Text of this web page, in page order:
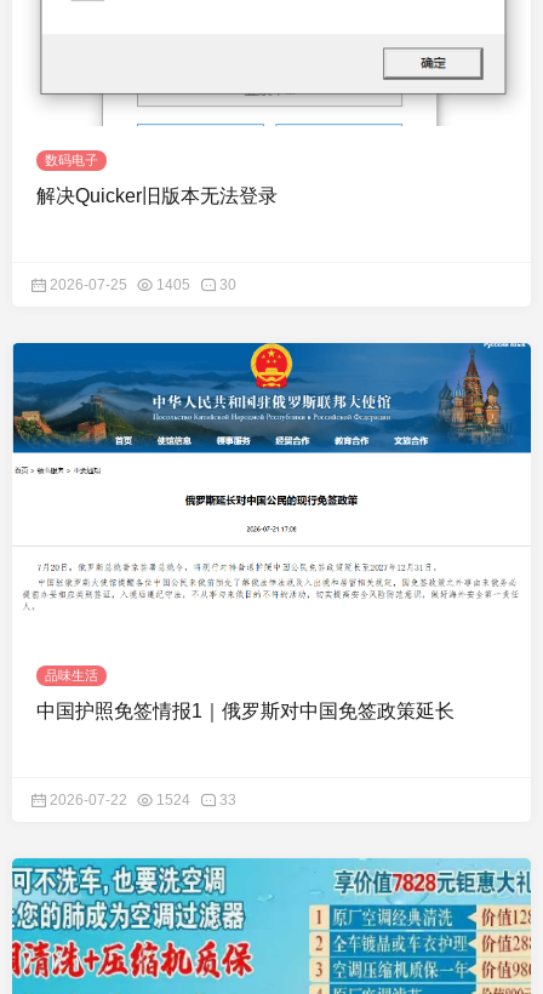
数码电子
解决Quicker旧版本无法登录
2026-07-25 1405 30
品味生活
中国护照免签情报1｜俄罗斯对中国免签政策延长
2026-07-22 1524 33